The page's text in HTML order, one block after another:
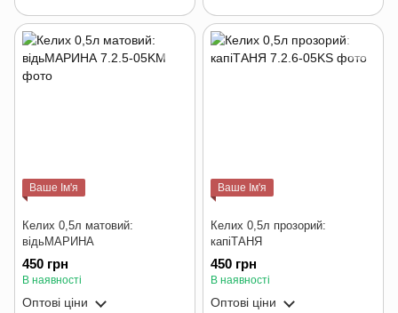
Ваше Ім'я
Келих 0,5л матовий:
відьМАРИНА
450 грн
В наявності
Оптові ціни
Ваше Ім'я
Келих 0,5л прозорий:
капіТАНЯ
450 грн
В наявності
Оптові ціни